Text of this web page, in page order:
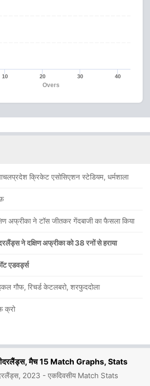
मैच 15 Match Graphs, Stats
2023 - एकदिवसीय Match Stats
Overs
10 20 30 40
क्रिकेट एसोसिएशन स्टेडियम, धर्मशाला
अफ्रीका ने टॉस जीतकर गेंदबाजी का फैसला किया
ने दक्षिण अफ्रीका को 38 रनों से हराया
एडवर्ड्स
गौफ, रिचर्ड केटलबरो, शरफुददोला
क्रो